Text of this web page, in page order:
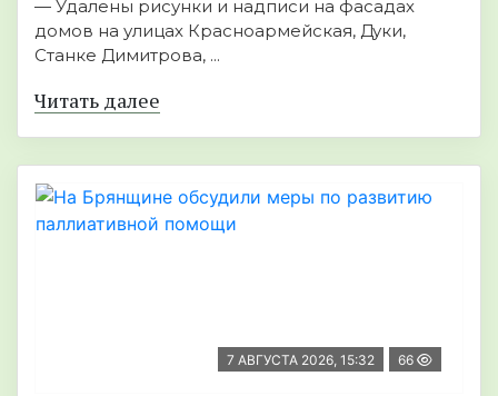
— Удалены рисунки и надписи на фасадах
домов на улицах Красноармейская, Дуки,
Станке Димитрова, ...
Читать далее
7 АВГУСТА 2026, 15:32 66